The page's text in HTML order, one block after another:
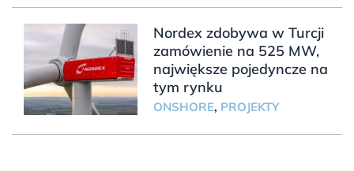
Nordex zdobywa w Turcji
zamówienie na 525 MW,
największe pojedyncze na
tym rynku
ONSHORE, PROJEKTY